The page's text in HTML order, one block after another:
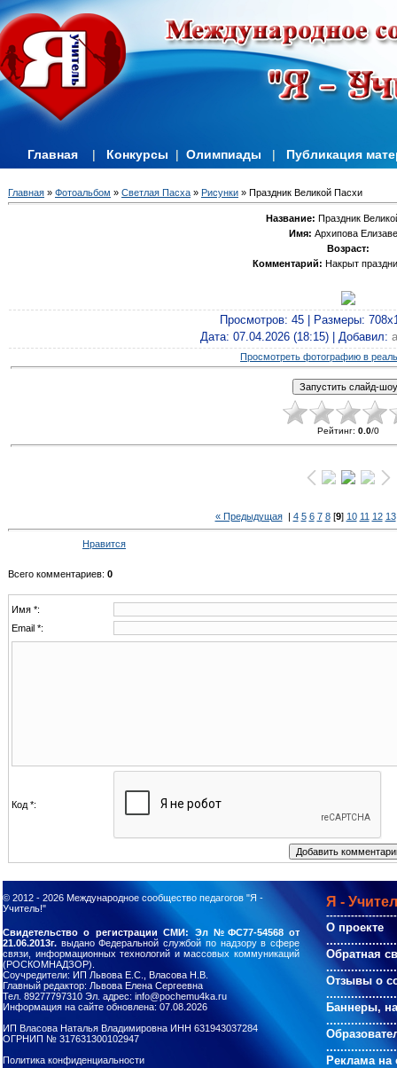
Главная | Конкурсы | Олимпиады | Публикация
Главная » Фотоальбом » Светлая Пасха » Рисунки » Праздник Великой Пасхи
Название: Праздник
Имя: Архипова
Возраст:
Комментарий: Накрыт
Просмотров: 45 | Размеры:
Дата: 07.04.2026 (18:15) | Добавил:
Просмотреть фотографию в
Рейтинг: 0.0/0
« Предыдущая| 4 5 6 7 8[9] 10 11 12 13
Нравится
Всего комментариев: 0
Имя *:
Email *:
Код *:
© 2012 - 2026 Международное сообщество педагогов "Я -
Учитель!"
Я -
О проекте
Обратная
Отзывы о
Баннеры,
Реклама на
Свидетельство о регистрации СМИ: Эл №ФС77-54568 от
21.06.2013г. выдано Федеральной службой по надзору в сфере
связи, информационных технологий и массовых коммуникаций
(РОСКОМНАДЗОР).
Соучредители: ИП Львова Е.С., Власова Н.В.
Главный редактор: Львова Елена Сергеевна
Тел. 89277797310 Эл. адрес: info@pochemu4ka.ru
Информация на сайте обновлена: 07.08.2026
ИП Власова Наталья Владимировна ИНН 631943037284
ОГРНИП № 317631300102947
Политика конфиденциальности